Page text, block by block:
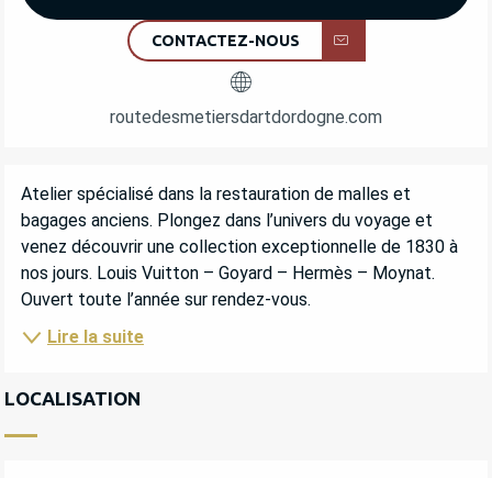
CONTACTEZ-NOUS
routedesmetiersdartdordogne.com
DESCRIPTION
Atelier spécialisé dans la restauration de malles et
bagages anciens. Plongez dans l’univers du voyage et
venez découvrir une collection exceptionnelle de 1830 à
nos jours. Louis Vuitton – Goyard – Hermès – Moynat.
Ouvert toute l’année sur rendez-vous.
Lire la suite
LOCALISATION